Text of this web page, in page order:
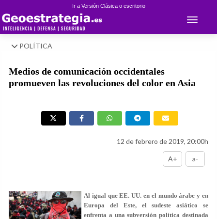
Ir a Versión Clásica o escritorio
Toggle
POLÍTICA
Medios de comunicación occidentales
promueven las revoluciones del color en Asia
12 de febrero de 2019, 20:00h
A+ a-
Al igual que EE. UU. en el mundo árabe y en
Europa del Este, el sudeste asiático se
enfrenta a una subversión política destinada